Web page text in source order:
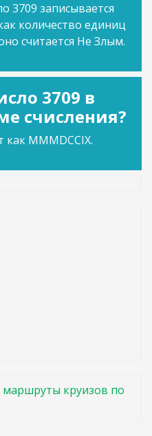
3709 записывается
количество единиц
считается Не Злым.
3709 в
счисления?
как MMMDCCIX.
маршруты круизов по